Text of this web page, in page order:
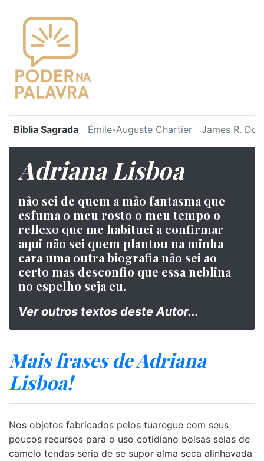
Bíblia Sagrada Émile-Auguste Chartier James R.
Adriana Lisboa
não sei de quem a mão fantasma que
esfuma o meu rosto o meu tempo o
reflexo que me habituei a confirmar
aqui não sei quem plantou na minha
cara uma outra biografia não sei ao
certo mas desconfio que essa neblina
no espelho seja eu.
Ver outros textos deste Autor...
Mais frases de Adriana
Lisboa!
Nos objetos fabricados pelos tuaregue com seus
poucos recursos para o uso cotidiano bolsas selas de
camelo tendas seria de se supor alma seca alinhavada